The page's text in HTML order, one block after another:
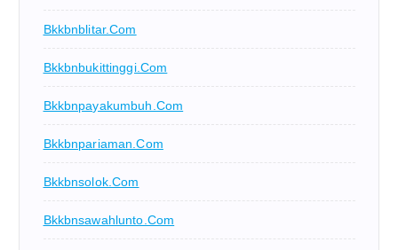
Bkkbnblitar.com
Bkkbnbukittinggi.com
Bkkbnpayakumbuh.com
Bkkbnpariaman.com
Bkkbnsolok.com
Bkkbnsawahlunto.com